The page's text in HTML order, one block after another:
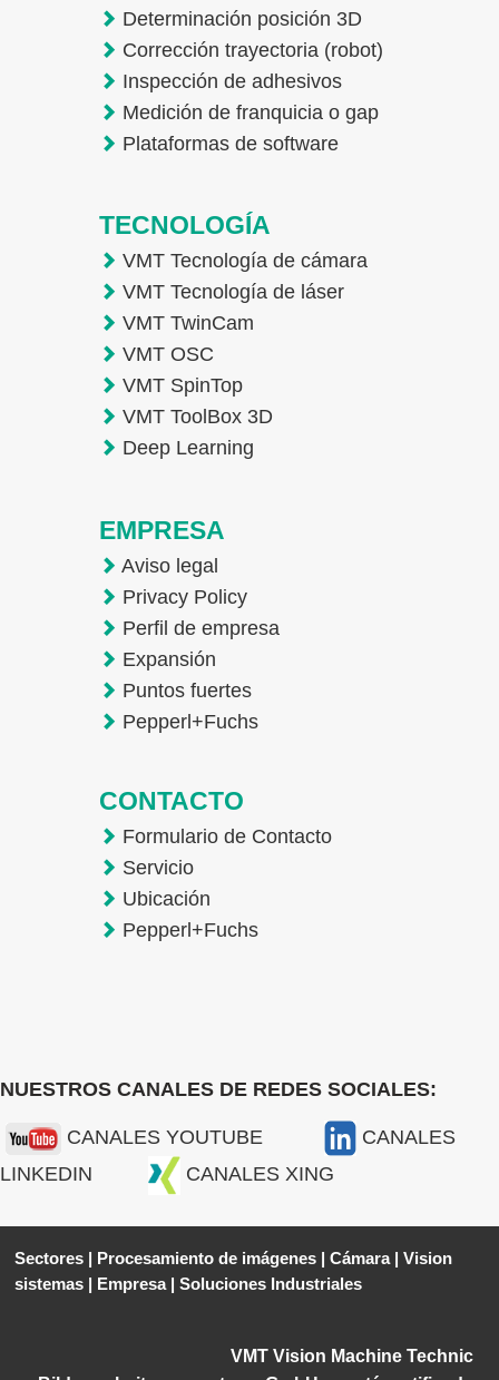
Determinación posición 3D
Corrección trayectoria (robot)
Inspección de adhesivos
Medición de franquicia o gap
Plataformas de software
TECNOLOGÍA
VMT Tecnología de cámara
VMT Tecnología de láser
VMT TwinCam
VMT OSC
VMT SpinTop
VMT ToolBox 3D
Deep Learning
EMPRESA
Aviso legal
Privacy Policy
Perfil de empresa
Expansión
Puntos fuertes
Pepperl+Fuchs
CONTACTO
Formulario de Contacto
Servicio
Ubicación
Pepperl+Fuchs
NUESTROS CANALES DE REDES SOCIALES:
CANALES YOUTUBE
CANALES
LINKEDIN
CANALES XING
Sectores | Procesamiento de imágenes |Cámara|Vision
sistemas | Empresa|Soluciones Industriales
VMT Vision Machine Technic